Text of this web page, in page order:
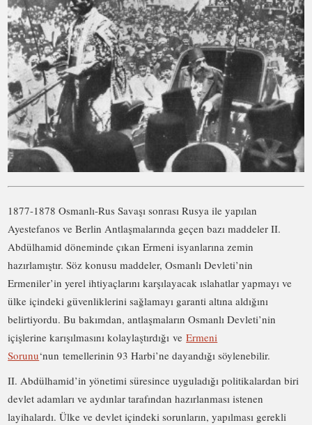
1877-1878 Osmanlı-Rus Savaşı sonrası Rusya ile yapılan
Ayestefanos ve Berlin Antlaşmalarında geçen bazı maddeler II.
Abdülhamid döneminde çıkan Ermeni isyanlarına zemin
hazırlamıştır. Söz konusu maddeler, Osmanlı Devleti’nin
Ermeniler’in yerel ihtiyaçlarını karşılayacak ıslahatlar yapmayı ve
ülke içindeki güvenliklerini sağlamayı garanti altına aldığını
belirtiyordu. Bu bakımdan, antlaşmaların Osmanlı Devleti’nin
içişlerine karışılmasını kolaylaştırdığı veErmeni
Sorunu‘nun temellerinin 93 Harbi’ne dayandığı söylenebilir.
II. Abdülhamid’in yönetimi süresince uyguladığı politikalardan biri
devlet adamları ve aydınlar tarafından hazırlanması istenen
layihalardı. Ülke ve devlet içindeki sorunların, yapılması gerekli